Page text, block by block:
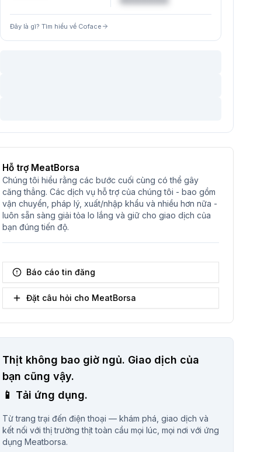
Đây là gì? Tìm hiểu về Coface
Hỗ trợ MeatBorsa
Chúng tôi hiểu rằng các bước cuối cùng có thể gây
căng thẳng. Các dịch vụ hỗ trợ của chúng tôi - bao gồm
vận chuyển, pháp lý, xuất/nhập khẩu và nhiều hơn nữa -
luôn sẵn sàng giải tỏa lo lắng và giữ cho giao dịch của
bạn đúng tiến độ.
Báo cáo tin đăng
Đặt câu hỏi cho MeatBorsa
Thịt không bao giờ ngủ. Giao dịch của
bạn cũng vậy.
📱 Tải ứng dụng.
Từ trang trại đến điện thoại — khám phá, giao dịch và
kết nối với thị trường thịt toàn cầu mọi lúc, mọi nơi với ứng
dụng Meatborsa.